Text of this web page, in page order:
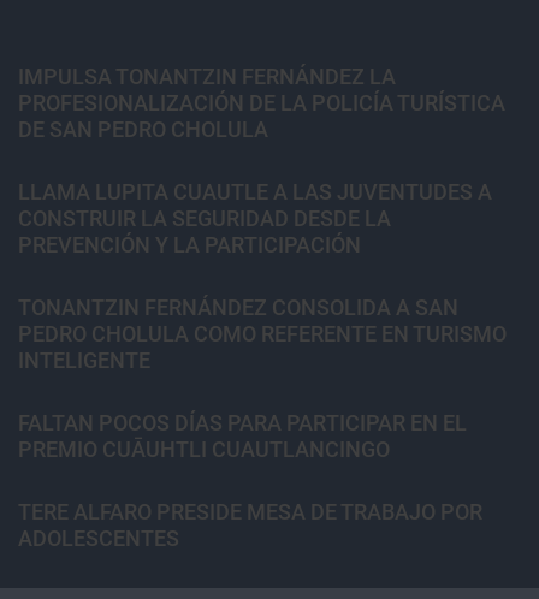
IMPULSA TONANTZIN FERNÁNDEZ LA
PROFESIONALIZACIÓN DE LA POLICÍA TURÍSTICA
DE SAN PEDRO CHOLULA
LLAMA LUPITA CUAUTLE A LAS JUVENTUDES A
CONSTRUIR LA SEGURIDAD DESDE LA
PREVENCIÓN Y LA PARTICIPACIÓN
TONANTZIN FERNÁNDEZ CONSOLIDA A SAN
PEDRO CHOLULA COMO REFERENTE EN TURISMO
INTELIGENTE
FALTAN POCOS DÍAS PARA PARTICIPAR EN EL
PREMIO CUĀUHTLI CUAUTLANCINGO
TERE ALFARO PRESIDE MESA DE TRABAJO POR
ADOLESCENTES